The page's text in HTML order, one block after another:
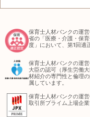
保育士人材バンクの運
省の「医療・介護・保
度」において、第1回適
保育士人材バンクの運
大臣の認可（厚生労働
材紹介の専門性と倫理
属しています。
保育士人材バンクの運
取引所プライム上場企業